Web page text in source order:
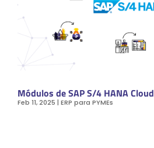
Módulos de SAP S/4 HANA Cloud
Feb 11, 2025 |ERP para PYMEs